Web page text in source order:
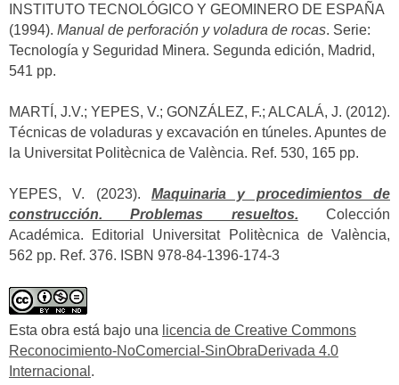
INSTITUTO TECNOLÓGICO Y GEOMINERO DE ESPAÑA
(1994). Manual de perforación y voladura de rocas. Serie:
Tecnología y Seguridad Minera. Segunda edición, Madrid,
541 pp.
MARTÍ, J.V.; YEPES, V.; GONZÁLEZ, F.; ALCALÁ, J. (2012).
Técnicas de voladuras y excavación en túneles. Apuntes de
la Universitat Politècnica de València. Ref. 530, 165 pp.
YEPES, V. (2023). Maquinaria y procedimientos de
construcción. Problemas resueltos. Colección
Académica. Editorial Universitat Politècnica de València,
562 pp. Ref. 376. ISBN 978-84-1396-174-3
Esta obra está bajo una licencia de Creative Commons
Reconocimiento-NoComercial-SinObraDerivada 4.0
Internacional .